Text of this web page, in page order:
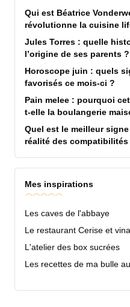
Qui est Béatrice
révolutionne la cuisine
Jules Torres : quelle
l’origine de ses parents ?
Horoscope juin : quels
favorisés ce mois-ci ?
Pain melee : pourquoi
t-elle la boulangerie
Quel est le meilleur
réalité des compatibilités
Mes inspirations
Les caves de l'abbaye
Le restaurant Cerise et
L'atelier des box sucrées
Les recettes de ma bulle